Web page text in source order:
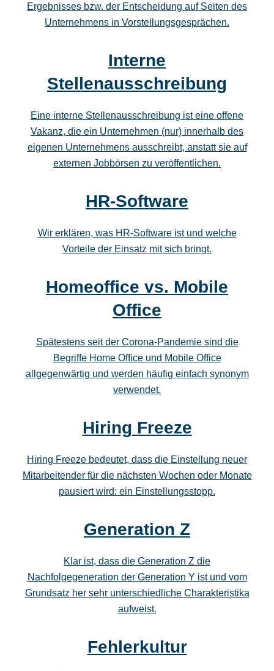
Ergebnisses bzw. der Entscheidung auf Seiten des
Unternehmens in Vorstellungsgesprächen.
Interne
Stellenausschreibung
Eine interne Stellenausschreibung ist eine offene
Vakanz, die ein Unternehmen (nur) innerhalb des
eigenen Unternehmens ausschreibt, anstatt sie auf
externen Jobbörsen zu veröffentlichen.
HR-Software
Wir erklären, was HR-Software ist und welche
Vorteile der Einsatz mit sich bringt.
Homeoffice vs. Mobile
Office
Spätestens seit der Corona-Pandemie sind die
Begriffe Home Office und Mobile Office
allgegenwärtig und werden häufig einfach synonym
verwendet.
Hiring Freeze
Hiring Freeze bedeutet, dass die Einstellung neuer
Mitarbeitender für die nächsten Wochen oder Monate
pausiert wird: ein Einstellungsstopp.
Generation Z
Klar ist, dass die Generation Z die
Nachfolgegeneration der Generation Y ist und vom
Grundsatz her sehr unterschiedliche Charakteristika
aufweist.
Fehlerkultur